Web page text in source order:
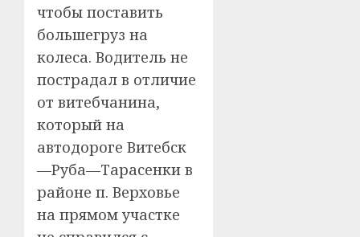
чтобы поставить
большегруз на
колеса. Водитель не
пострадал в отличие
от витебчанина,
который на
автодороге Витебск
—Руба—Тарасенки в
районе п. Верховье
на прямом участке